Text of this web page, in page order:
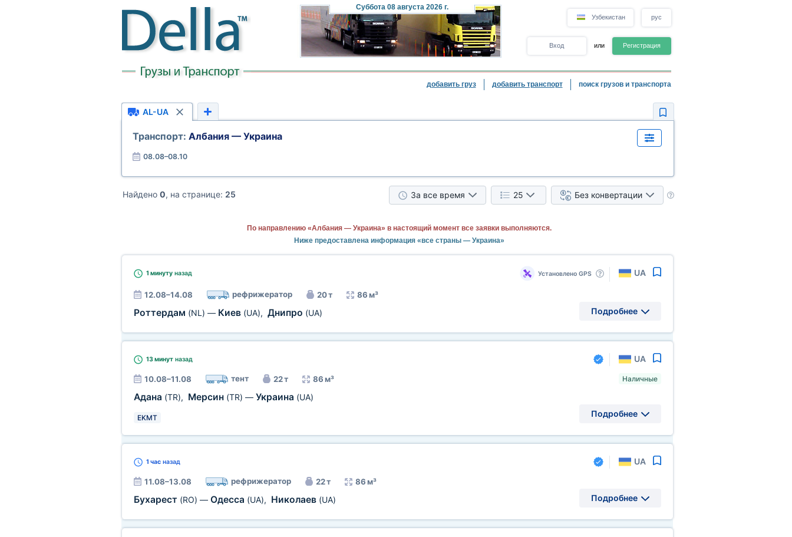
Суббота08 августа 2026 г.
Узбекистан рус
Вход или Регистрация
добавить груз добавить транспорт поиск грузов и транспорта
AL-UA
Транспорт: Албания — Украина
08.08–08.10
Найдено 0, на странице: 25 За все время 25 Без конвертации
По направлению «Албания — Украина» в настоящий момент все заявки выполняются.
Ниже предоставлена информация «все страны — Украина»
1 минутуназад Установлено GPS UA
12.08–14.08 рефрижератор 20 т 86 м³
Роттердам (NL) — Киев (UA), Днипро (UA) Подробнее
13 минутназад UA
10.08–11.08 тент 22 т 86 м³
Адана (TR), Мерсин (TR) — Украина (UA)
EKMT
Наличные
Подробнее
1 часназад UA
11.08–13.08 рефрижератор 22 т 86 м³
Бухарест (RO) — Одесса (UA), Николаев (UA) Подробнее